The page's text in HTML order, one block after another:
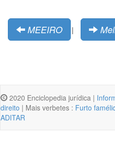
MEEIRO |
2020 Enciclopedia jurídica |
direito | Mais verbetes : Furto
ADITAR